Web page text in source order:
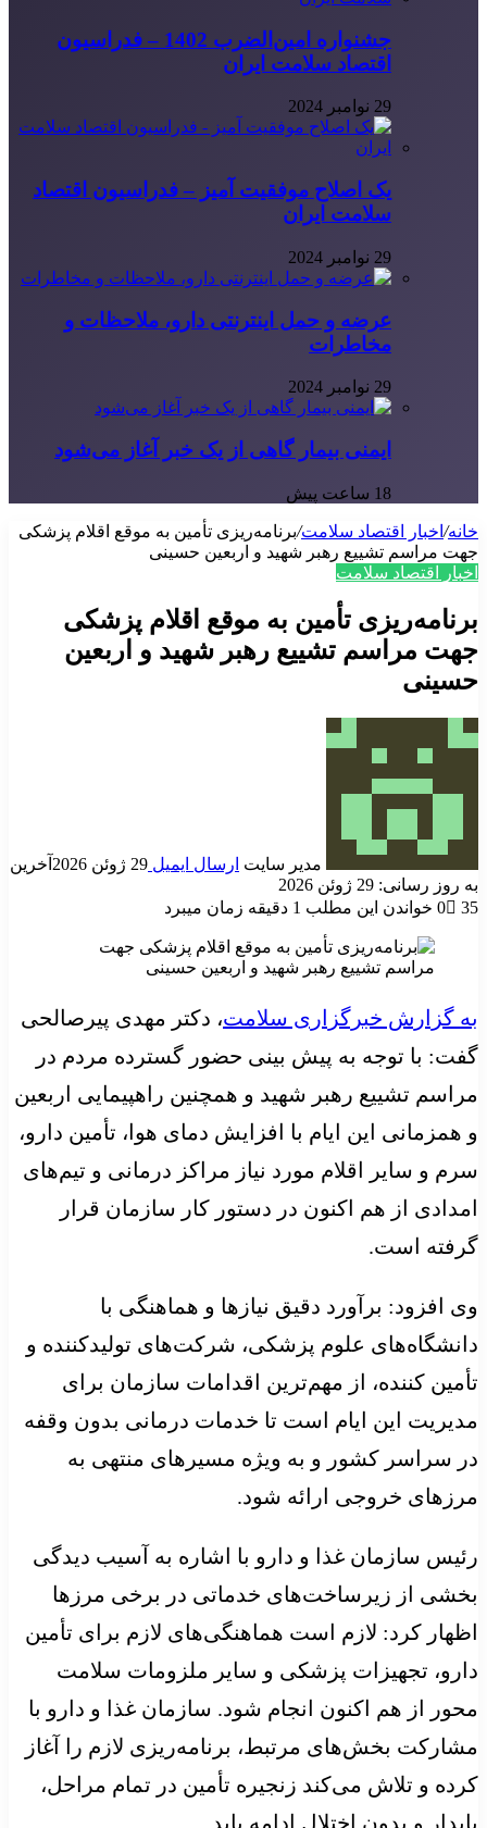
جشنواره امین‌الضرب 1402 – فدراسیون
اقتصاد سلامت ایران
29 نوامبر 2024
یک اصلاح موفقیت آمیز – فدراسیون اقتصاد
سلامت ایران
29 نوامبر 2024
عرضه و حمل اینترنتی دارو، ملاحظات و
مخاطرات
29 نوامبر 2024
ایمنی بیمار گاهی از یک خبر آغاز می‌شود
18 ساعت پیش
خانه/ اخبار اقتصاد سلامت/برنامه‌ریزی تأمین به موقع اقلام پزشکی
جهت مراسم تشییع رهبر شهید و اربعین حسینی
اخبار اقتصاد سلامت
برنامه‌ریزی تأمین به موقع اقلام پزشکی
جهت مراسم تشییع رهبر شهید و اربعین
حسینی
مدیر سایت ارسال ایمیل 29 ژوئن 2026
آخرین
به روز رسانی: 29 ژوئن 2026
0
35 خواندن این مطلب 1 دقیقه زمان میبرد
به گزارش خبرگزاری سلامت، دکتر مهدی پیرصالحی
گفت: با توجه به پیش بینی حضور گسترده مردم در
مراسم تشییع رهبر شهید و همچنین راهپیمایی اربعین
و همزمانی این ایام با افزایش دمای هوا، تأمین دارو،
سرم و سایر اقلام مورد نیاز مراکز درمانی و تیم‌های
امدادی از هم اکنون در دستور کار سازمان قرار
گرفته است.
وی افزود: برآورد دقیق نیازها و هماهنگی با
دانشگاه‌های علوم پزشکی، شرکت‌های تولیدکننده و
تأمین کننده، از مهم‌ترین اقدامات سازمان برای
مدیریت این ایام است تا خدمات درمانی بدون وقفه
در سراسر کشور و به ویژه مسیرهای منتهی به
مرزهای خروجی ارائه شود.
رئیس سازمان غذا و دارو با اشاره به آسیب دیدگی
بخشی از زیرساخت‌های خدماتی در برخی مرزها
اظهار کرد: لازم است هماهنگی‌های لازم برای تأمین
دارو، تجهیزات پزشکی و سایر ملزومات سلامت
محور از هم اکنون انجام شود. سازمان غذا و دارو با
مشارکت بخش‌های مرتبط، برنامه‌ریزی لازم را آغاز
کرده و تلاش می‌کند زنجیره تأمین در تمام مراحل،
پایدار و بدون اختلال ادامه یابد.